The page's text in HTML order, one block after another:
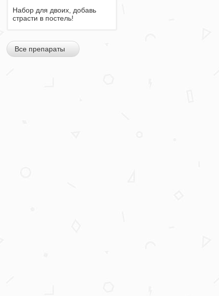
Набор для двоих, добавь
страсти в постель!
Все препараты